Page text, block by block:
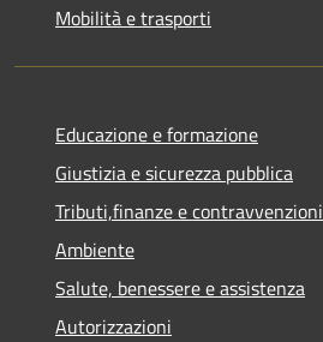
Mobilità e trasporti
Educazione e formazione
Giustizia e sicurezza pubblica
Tributi,finanze e contravvenzioni
Ambiente
Salute, benessere e assistenza
Autorizzazioni